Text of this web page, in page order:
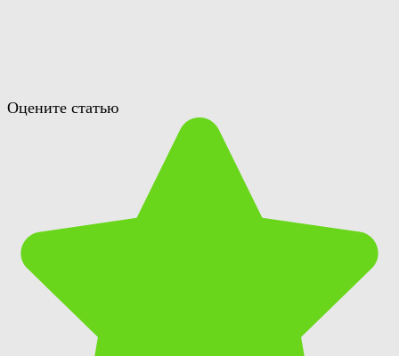
Оцените статью